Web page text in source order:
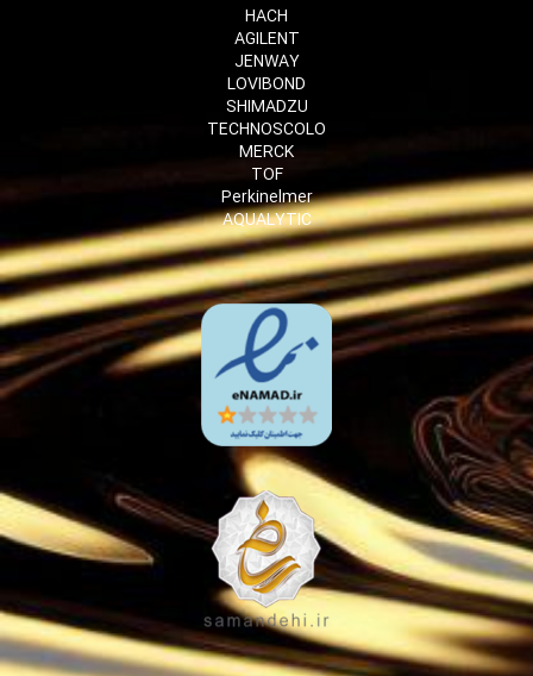
HACH
AGILENT
JENWAY
LOVIBOND
SHIMADZU
TECHNOSCOLO
MERCK
TOF
Perkinelmer
AQUALYTIC